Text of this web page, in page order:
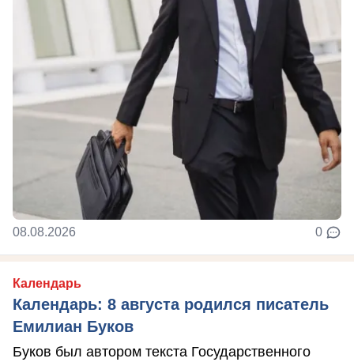
08.08.2026 0
Календарь
Календарь: 8 августа родился писатель
Емилиан Буков
Буков был автором текста Государственного